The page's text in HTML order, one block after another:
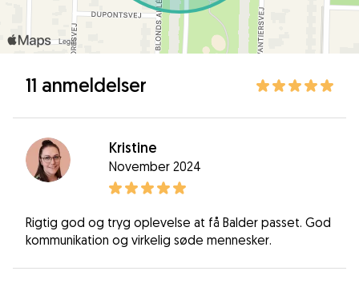
11 anmeldelser
Kristine
November 2024
Rigtig god og tryg oplevelse at få Balder passet. God
kommunikation og virkelig søde mennesker.